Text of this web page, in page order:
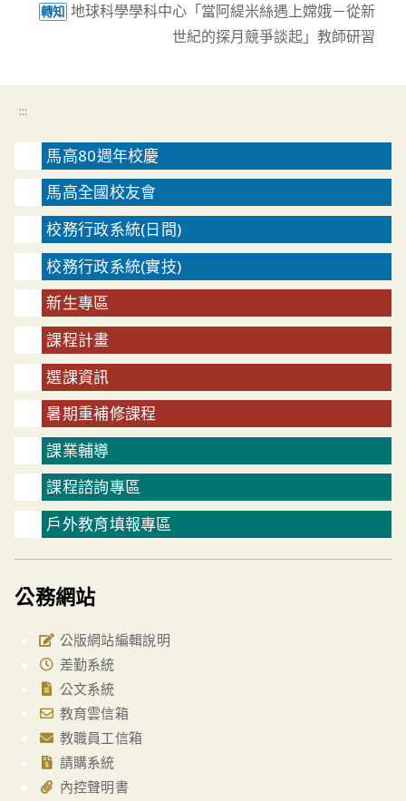
轉知 地球科學學科中心「當阿緹米絲遇上嫦娥－從新
世紀的探月競爭談起」教師研習
:::
馬高80週年校慶
馬高全國校友會
校務行政系統(日間)
校務行政系統(實技)
新生專區
課程計畫
選課資訊
暑期重補修課程
課業輔導
課程諮詢專區
戶外教育填報專區
公務網站
公版網站編輯說明
差勤系統
公文系統
教育雲信箱
教職員工信箱
請購系統
內控聲明書